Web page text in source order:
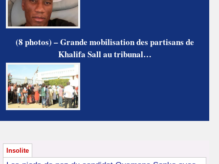
(8 photos) – Grande mobilisation des partisans de
Khalifa Sall au tribunal…
Insolite